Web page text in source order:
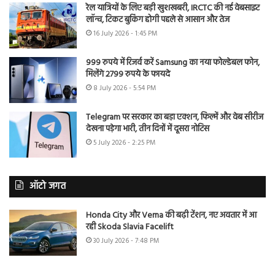
रेल यात्रियों के लिए बड़ी खुशखबरी, IRCTC की नई वेबसाइट
लॉन्च, टिकट बुकिंग होगी पहले से आसान और तेज
16 July 2026 - 1:45 PM
999 रुपये में रिजर्व करें Samsung का नया फोल्डेबल फोन,
मिलेंगे 2799 रुपये के फायदे
8 July 2026 - 5:54 PM
Telegram पर सरकार का बड़ा एक्शन, फिल्में और वेब सीरीज
देखना पड़ेगा भारी, तीन दिनों में दूसरा नोटिस
5 July 2026 - 2:25 PM
ऑटो जगत
Honda City और Verna की बढ़ी टेंशन, नए अवतार में आ
रही Skoda Slavia Facelift
30 July 2026 - 7:48 PM